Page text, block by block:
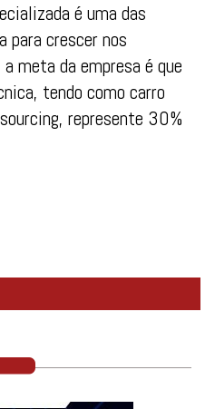
é uma das
para crescer nos
meta da empresa é que
tendo como carro
represente 30%